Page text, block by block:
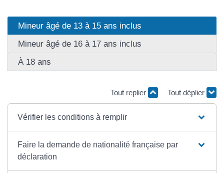
Mineur âgé de 13 à 15 ans inclus
Mineur âgé de 16 à 17 ans inclus
À 18 ans
Tout replier Tout déplier
Vérifier les conditions à remplir
Faire la demande de nationalité française par
déclaration